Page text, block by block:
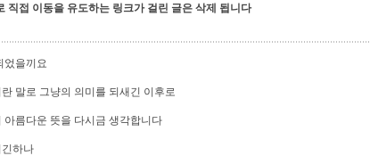
직접 이동을 유도하는 링크가 걸린 글은 삭제 됩니다
었을끼요
말로 그냥의 의미를 되새긴 이후로
아름다운 뜻을 다시금 생각합니다
하나